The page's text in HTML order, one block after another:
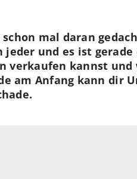
mal daran
und es ist
verkaufen kannst
am Anfang kann dir